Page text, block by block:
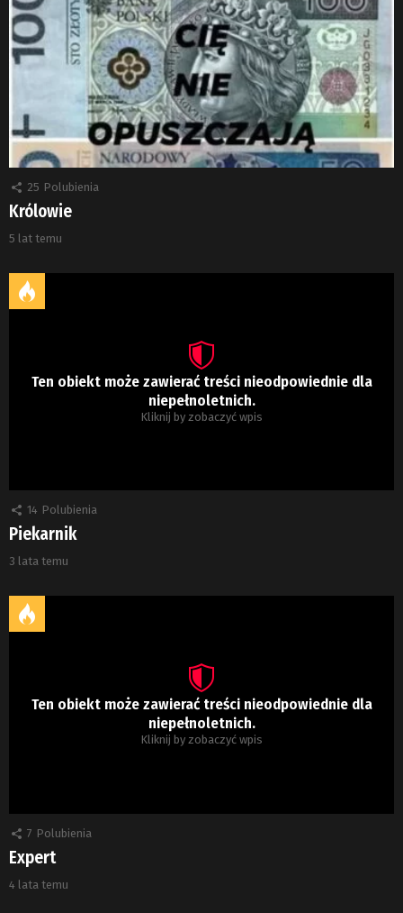
25 Polubienia
Królowie
5 lat temu
Ten obiekt może zawierać treści nieodpowiednie dla
niepełnoletnich.
Kliknij by zobaczyć wpis
14 Polubienia
Piekarnik
3 lata temu
Ten obiekt może zawierać treści nieodpowiednie dla
niepełnoletnich.
Kliknij by zobaczyć wpis
7 Polubienia
Expert
4 lata temu